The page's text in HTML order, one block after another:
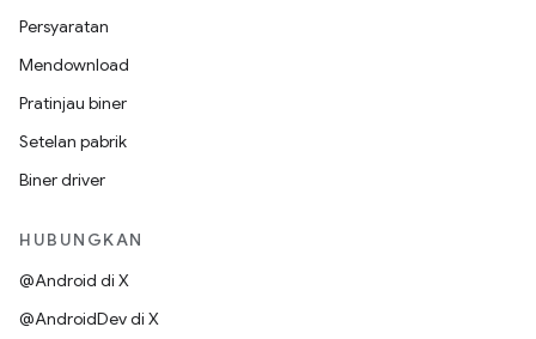
Persyaratan
Mendownload
Pratinjau biner
Setelan pabrik
Biner driver
HUBUNGKAN
@Android di X
@AndroidDev di X